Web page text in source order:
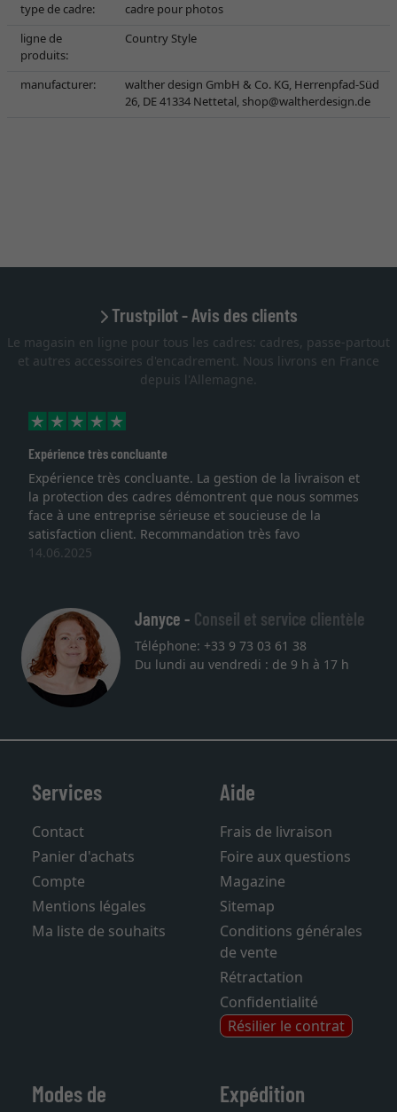
type de cadre:
cadre pour photos
ligne de
produits:
Country Style
manufacturer:
walther design GmbH & Co. KG, Herrenpfad-Süd
26, DE 41334 Nettetal,shop@waltherdesign.de
Trustpilot - Avis des clients
Le magasin en ligne pour tous les cadres: cadres, passe-partout
et autres accessoires d'encadrement. Nous livrons en France
depuis l'Allemagne.
Expérience très concluante
Expérience très concluante. La gestion de la livraison et
la protection des cadres démontrent que nous sommes
face à une entreprise sérieuse et soucieuse de la
satisfaction client. Recommandation très favo
14.06.2025
Janyce - Conseil et service clientèle
Téléphone: +33 9 73 03 61 38
Du lundi au vendredi : de 9 h à 17 h
Services
Contact
Panier d'achats
Compte
Mentions légales
Ma liste de souhaits
Aide
Frais de livraison
Foire aux questions
Magazine
Sitemap
Conditions générales
de vente
Rétractation
Confidentialité
Résilier le contrat
Modes de
Expédition